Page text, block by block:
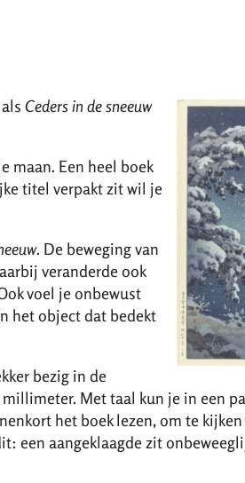
Ceders in de sneeuw
maan. Een heel boek
titel verpakt zit wil je
. De beweging van
veranderde ook
voel je onbewust
het object dat bedekt
bezig in de
Met taal kun je in een
het boek lezen, om te
een aangeklaagde zit